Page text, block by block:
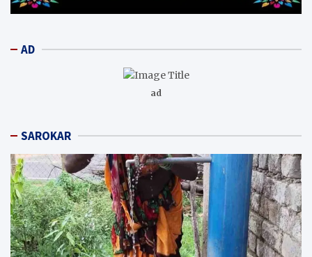
AD
ad
SAROKAR